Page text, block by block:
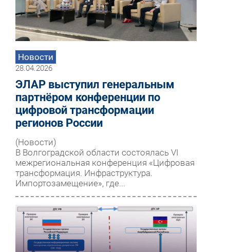
Новости
28.04.2026
ЭЛАР выступил генеральным
партнёром конференции по
цифровой трансформации
регионов России
(Новости)
В Волгоградской области состоялась VI
межрегиональная конференция «Цифровая
трансформация. Инфраструктура.
Импортозамещение», где...